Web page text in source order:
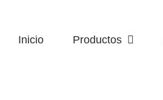
Inicio Productos